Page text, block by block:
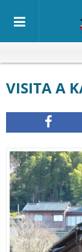
VISITA A